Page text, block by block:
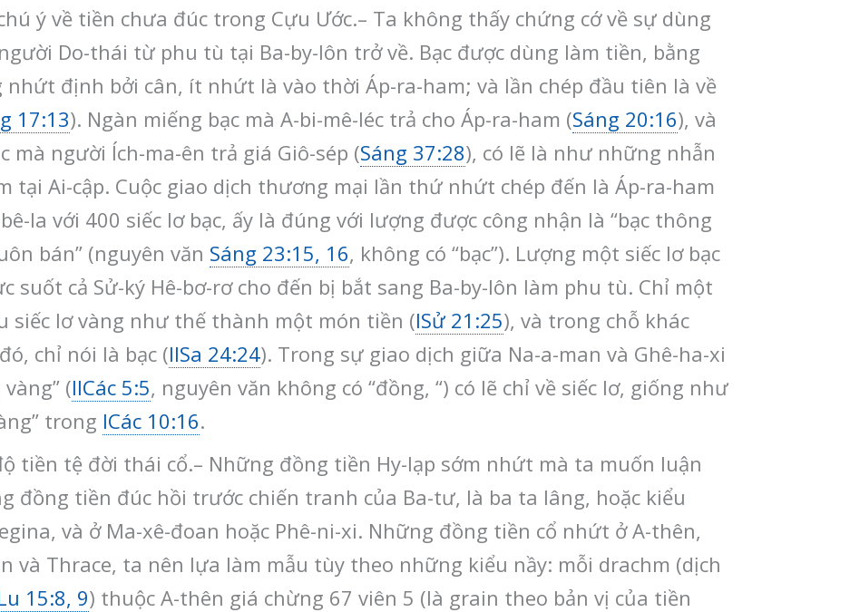
ý về tiền chưa đúc trong Cựu Ước.– Ta không thấy chứng cớ về sự dùng
Do-thái từ phu tù tại Ba-by-lôn trở về. Bạc được dùng làm tiền, bằng
định bởi cân, ít nhứt là vào thời Áp-ra-ham; và lần chép đầu tiên là về
17:13). Ngàn miếng bạc mà A-bi-mê-léc trả cho Áp-ra-ham (Sáng 20:16), và
mà người Ích-ma-ên trả giá Giô-sép (Sáng 37:28), có lẽ là như những nhẫn
tại Ai-cập. Cuộc giao dịch thương mại lần thứ nhứt chép đến là Áp-ra-ham
la với 400 siếc lơ bạc, ấy là đúng với lượng được công nhận là “bạc thông
bán” (nguyên văn Sáng 23:15, 16, không có “bạc”). Lượng một siếc lơ bạc
suốt cả Sử-ký Hê-bơ-rơ cho đến bị bắt sang Ba-by-lôn làm phu tù. Chỉ một
siếc lơ vàng như thế thành một món tiền (ISử 21:25), và trong chỗ khác
chỉ nói là bạc (IISa 24:24). Trong sự giao dịch giữa Na-a-man và Ghê-ha-xi
(IICác 5:5, nguyên văn không có “đồng, “) có lẽ chỉ về siếc lơ, giống như
trong ICác 10:16.
tiền tệ đời thái cổ.– Những đồng tiền Hy-lạp sớm nhứt mà ta muốn luận
đồng tiền đúc hồi trước chiến tranh của Ba-tư, là ba ta lâng, hoặc kiểu
và ở Ma-xê-đoan hoặc Phê-ni-xi. Những đồng tiền cổ nhứt ở A-thên,
và Thrace, ta nên lựa làm mẫu tùy theo những kiểu nầy: mỗi drachm (dịch
15:8, 9) thuộc A-thên giá chừng 67 viên 5 (là grain theo bản vị của tiền